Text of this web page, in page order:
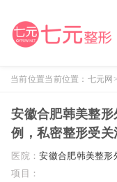
当前位置当前位置： 七元网 >
安徽合肥韩美整
例，私密整形受关
医院：安徽合肥韩美整形
项目：